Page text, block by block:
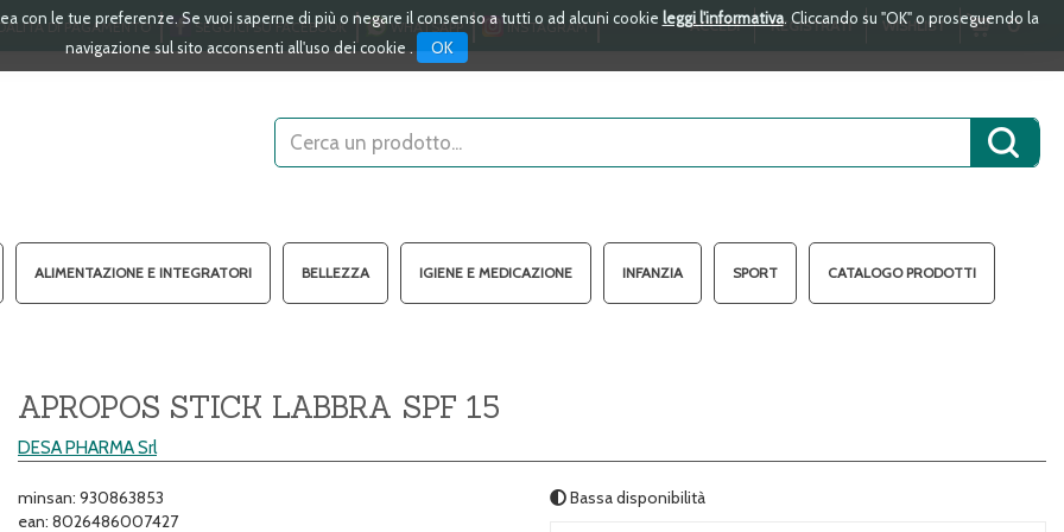
con le tue preferenze. Se vuoi saperne di più o negare il consenso a tutti o ad alcuni cookie leggi l'informativa. Cliccando su "OK" o proseguendo la
navigazione sul sito acconsenti all'uso dei cookie .
OK
DI PAGAMENTO SEGUICI SU FACEBOOK WHATSAPP INSTAGRAM ACCEDI REGISTRATI WISHLIST 0
ARTICOLI
INSERITI
Cerca
Prodotto
Cerca
ALIMENTAZIONE E INTEGRATORI BELLEZZA IGIENE E MEDICAZIONE INFANZIA SPORT CATALOGO PRODOTTI
APROPOS STICK LABBRA SPF 15
DESA PHARMA Srl
minsan: 930863853
ean: 8026486007427
Bassa disponibilità